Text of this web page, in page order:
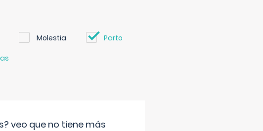
Molestia Parto
veo que no tiene más